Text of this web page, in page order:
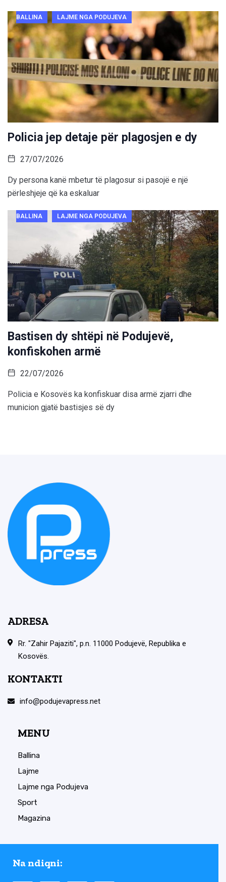
BALLINA LAJME NGA PODUJEVA
Policia jep detaje për plagosjen e dy
27/07/2026
Dy persona kanë mbetur të plagosur si pasojë e një
përleshjeje që ka eskaluar
BALLINA LAJME NGA PODUJEVA
Bastisen dy shtëpi në Podujevë,
konfiskohen armë
22/07/2026
Policia e Kosovës ka konfiskuar disa armë zjarri dhe
municion gjatë bastisjes së dy
ADRESA
Rr. "Zahir Pajaziti", p.n. 11000 Podujevë, Republika e
Kosovës.
KONTAKTI
info@podujevapress.net
MENU
Ballina
Lajme
Lajme nga Podujeva
Sport
Magazina
Na ndiqni: